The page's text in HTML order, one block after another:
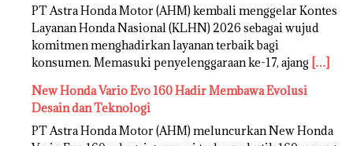
PT Astra Honda Motor (AHM) kembali menggelar Kontes
Layanan Honda Nasional (KLHN) 2026 sebagai wujud
komitmen menghadirkan layanan terbaik bagi
konsumen. Memasuki penyelenggaraan ke-17, ajang […]
New Honda Vario Evo 160 Hadir Membawa Evolusi
Desain dan Teknologi
PT Astra Honda Motor (AHM) meluncurkan New Honda